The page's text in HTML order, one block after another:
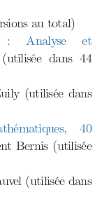
au total)
: Analyse et
dans 44
(utilisée dans
40
Bernis (utilisée
(utilisée dans